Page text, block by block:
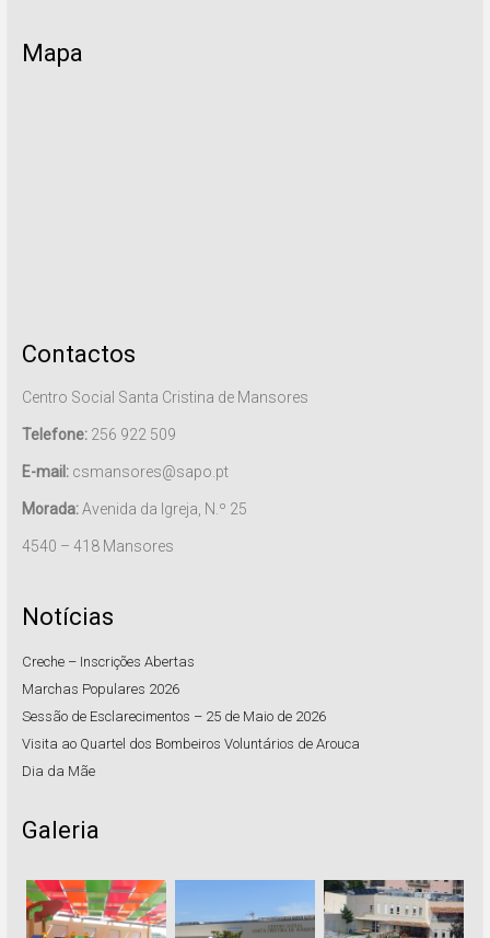
Mapa
Contactos
Centro Social Santa Cristina de Mansores
Telefone:256 922 509
E-mail:csmansores@sapo.pt
Morada:Avenida da Igreja, N.º 25
4540 – 418 Mansores
Notícias
Creche – Inscrições Abertas
Marchas Populares 2026
Sessão de Esclarecimentos – 25 de Maio de 2026
Visita ao Quartel dos Bombeiros Voluntários de Arouca
Dia da Mãe
Galeria